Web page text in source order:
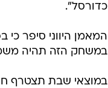
כדורסל".
המאמן היווני סיפר
במשחק הזה תהיה
במוצאי שבת תצטרף